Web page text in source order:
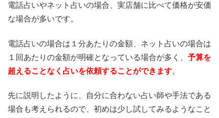
電話占いやネット占いの場合、実店舗に比べて価格が安価
な場合が多いです。
電話占いの場合は１分あたりの金額、ネット占いの場合は
１回あたりの金額が明確となっている場合が多く、 予算を
超えることなく占いを依頼することができます。
先に説明したように、自分に合わない占い師や手法である
場合も考えられるので、初めは少し試してみるようなこと